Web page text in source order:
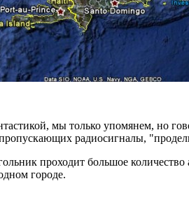
мы только упомянем, но
радиосигналы,
проходит большое
городе.